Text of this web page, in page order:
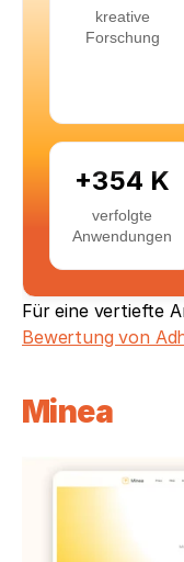
kreative
Forschung
+354 K
verfolgte
Anwendungen
Für eine vertiefte
Bewertung von
Minea